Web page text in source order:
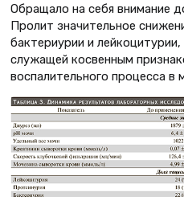
Обращало на себя внимание
Пролит значительное
бактериурии и
служащей косвенным
воспалительного процесса